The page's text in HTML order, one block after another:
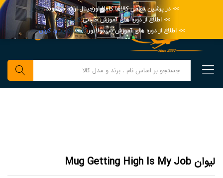
>> در پرشین تمامی کالاها کاملا اورجینال ارائه میشوند.
>> اطلاع از دوره های آموزش خلبانیکلیک کنید
>> اطلاع از دوره های آموزش سیمولاتورکلیک کنیدرد کردن
0
جستجو
لیوان Mug Getting High Is My Job